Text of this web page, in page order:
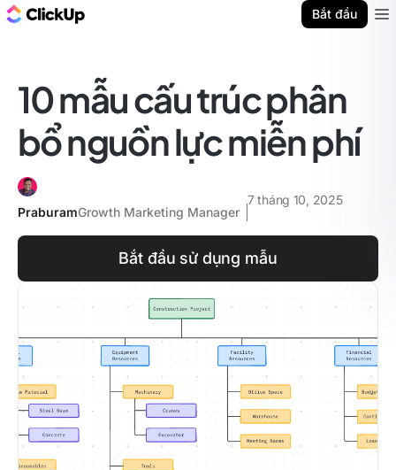
Bắt đầu
10 mẫu cấu trúc phân
bổ nguồn lực miễn phí
PraburamGrowth Marketing Manager
7 tháng 10, 2025
Bắt đầu sử dụng mẫu